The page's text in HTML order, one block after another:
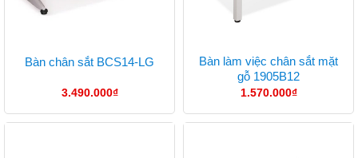
Bàn chân sắt BCS14-LG
3.490.000₫
Bàn làm việc chân sắt mặt
gỗ 1905B12
1.570.000₫